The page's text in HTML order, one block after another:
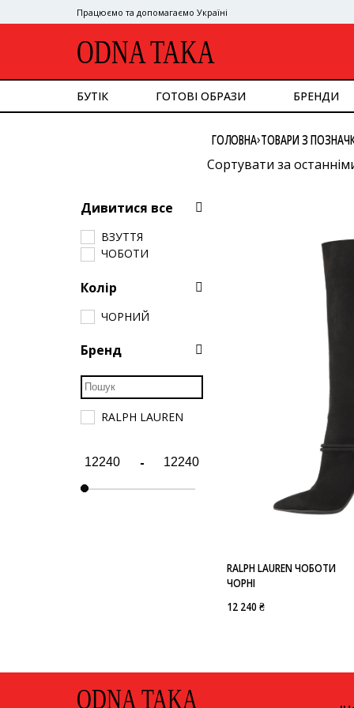
Працюємо та допомагаємо Україні
ODNA TAKA
БУТІК
НИЗ
СУМКИ
ВЗУТТЯ
АКСЕСУАРИ
ГОТОВІ ОБРАЗИ БРЕНДИ
ГОЛОВНА›ТОВАРИ З
Сортувати за
Сортувати за ціною:
RALPH LAUREN ЧОБОТИ
ЧОРНІ
12 240 ₴
Дивитися все
ВЗУТТЯ
ЧОБОТИ
Колір
ЧОРНИЙ
Бренд
RALPH LAUREN
-
ODNA TAKA